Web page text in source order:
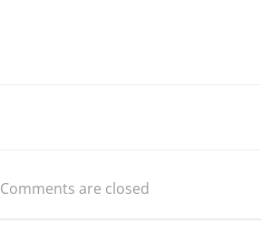
Comments are closed